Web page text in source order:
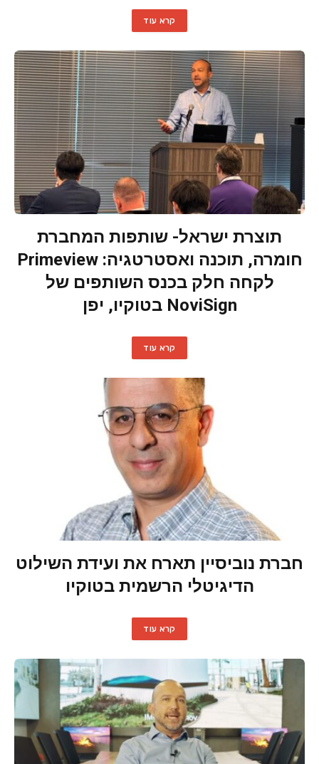
קרא עוד
תוצרת ישראל- שותפות המחברת
חומרה, תוכנה ואסטרטגיה: Primeview
לקחה חלק בכנס השותפים של
NoviSign בטוקיו, יפן
קרא עוד
חברת נוביסיין תארח את ועידת השילוט
הדיגיטלי הרשמית בטוקיו
קרא עוד